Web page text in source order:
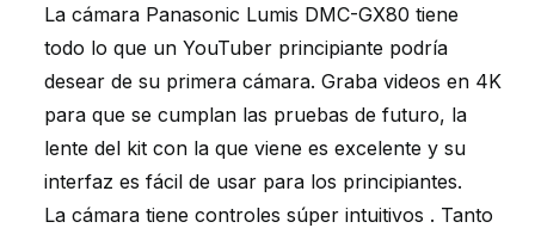
La cámara Panasonic Lumis DMC-GX80 tiene
todo lo que un YouTuber principiante podría
desear de su primera cámara. Graba videos en 4K
para que se cumplan las pruebas de futuro, la
lente del kit con la que viene es excelente y su
interfaz es fácil de usar para los principiantes.
La cámara tiene controles súper intuitivos . Tanto